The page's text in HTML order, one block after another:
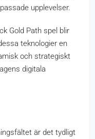
upplevelser.
Gold Path spel blir
teknologier en
och strategiskt
digitala
är det tydligt